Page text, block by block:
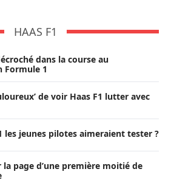
HAAS F1
dans la course au
Formule 1
de voir Haas F1 lutter avec
les jeunes pilotes aimeraient tester ?
page d’une première moitié de